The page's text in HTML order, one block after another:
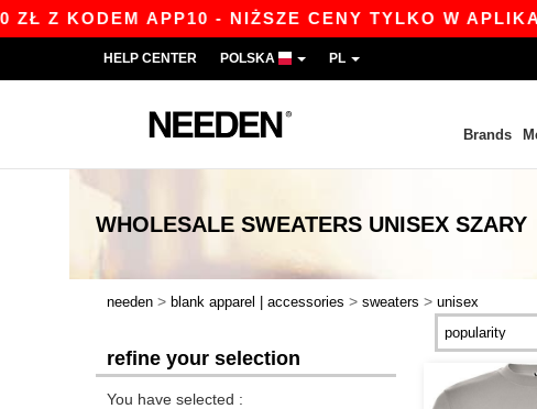
KODEM APP10 - NIŻSZE CENY TYLKO W APLIKACJI!
HELP CENTER POLSKA PL
Brands
WHOLESALE SWEATERS UNISEX SZARY
needen > blank apparel | accessories > sweaters > unisex
refine your selection
You have selected :